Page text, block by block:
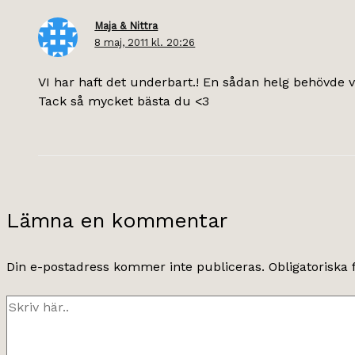
Maja & Nittra
8 maj, 2011 kl. 20:26
VI har haft det underbart.! En sådan helg behövde
Tack så mycket bästa du <3
Lämna en kommentar
Din e-postadress kommer inte publiceras.
Skriv